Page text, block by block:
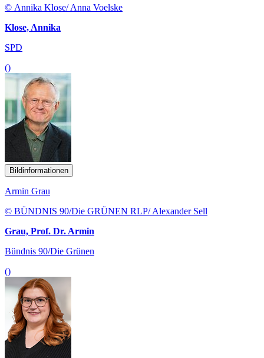
© Annika Klose/ Anna Voelske
Klose, Annika
SPD
()
Bildinformationen
Armin Grau
© BÜNDNIS 90/Die GRÜNEN RLP/ Alexander Sell
Grau, Prof. Dr. Armin
Bündnis 90/Die Grünen
()